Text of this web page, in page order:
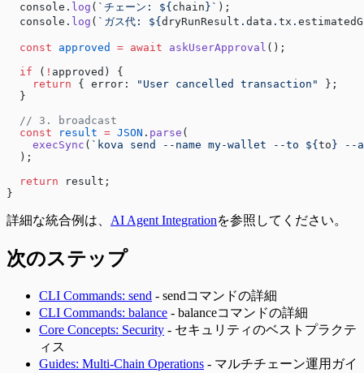
  console.
log ( `チェーン: ${ chain }` );
  console.
log ( `ガス代: ${ dryRunResult . data . tx .
  const
approved = await askUserApproval ();
  if
( ! approved) {
    return
{ error: "User cancelled transaction"
};
  }
  // 3. broadcast
  const
result = JSON . parse (
    execSync
( `kova send --name my-wallet --to ${ to } --
  );
  return
result;
}
詳細な統合例は、 AI Agent Integrationを参照してください。
次のステップ
CLI Commands: send - sendコマンドの詳細
CLI Commands: balance - balanceコマンドの詳細
Core Concepts: Security - セキュリティのベストプラクテ
ィス
Guides: Multi-Chain Operations - マルチチェーン運用ガイ